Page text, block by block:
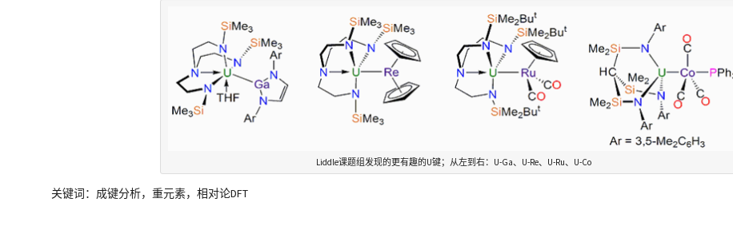
Liddle课题组发现的更有趣的U键；从左到右：U-Ga、U-Re、U-Ru、U-Co
关键词：成键分析，重元素，相对论DFT